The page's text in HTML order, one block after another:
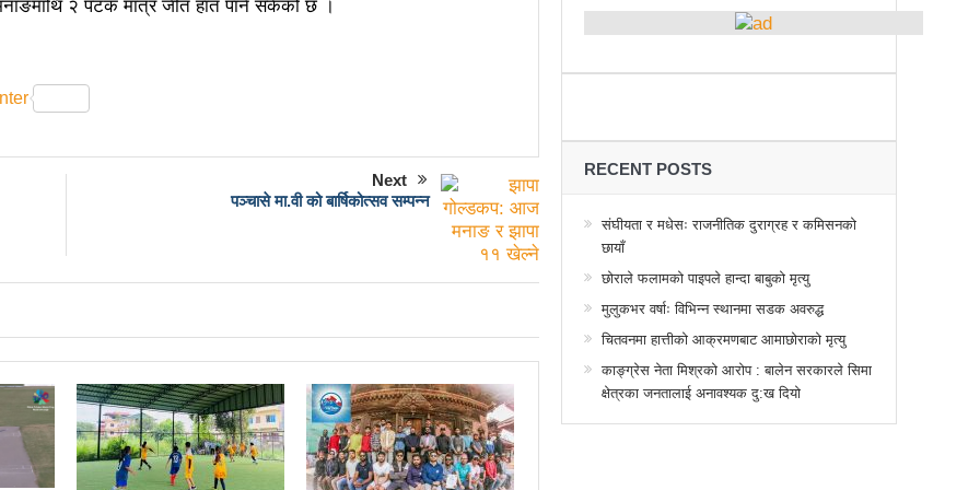
रिराइटिङ डेस्टीनी’ लाई अडियन्स च्वाइस अवार्ड
सहिद स्मृति दिवसमा माओवादी बेलकोटगढी नगरद्वारा वैचारिक, राजनीतिक कार्यशाला
लागि कोशेढुंगाः प्रचण्ड
कविता- म हैन भने
आवश्यकता मिडिया साक्षरताको
१३ घटना
काउन्सिलद्वारा ४ वटा सञ्चार माध्यमको कालोसूची फुकुवा, ३ वटा सूचीकरणबाट हटे
३० करोडको कारोबार
बाघले झम्टिँदा मोटरसाइकलमा सवार दुई जना घाइते
बिद्यार्थीलाई चलचित्र सिकाउँदै बागमती प्रदेश सरकार
सभा: प्रचण्डले सम्बोधन गर्ने
उपनिर्वाचन २०८१: एमालेभन्दा माओवादी प्रभावशाली
बढी मत: गणना आजै हुने
उपचुनाव सकियो: ६२ प्रतिशतभन्दा बढी मत खसेको अनुमान
२ पटक मात्र जीत हात पार्न सकेको छ ।
Next
पञ्चासे मा.वी को बार्षिकोत्सव सम्पन्न
RECENT POSTS
संघीयता र मधेसः राजनीतिक दुराग्रह र कमिसनको
छायाँ
छोराले फलामको पाइपले हान्दा बाबुको मृत्यु
मुलुकभर वर्षाः विभिन्न स्थानमा सडक अवरुद्ध
चितवनमा हात्तीको आक्रमणबाट आमाछोराको मृत्यु
काङ्ग्रेस नेता मिश्रको आरोप : बालेन सरकारले सिमा
क्षेत्रका जनतालाई अनावश्यक दु:ख दियो